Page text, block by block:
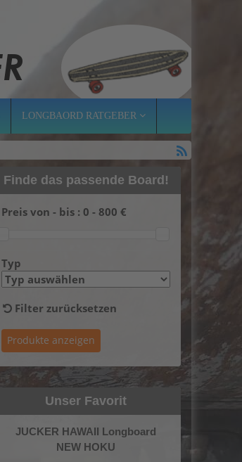
LONGBAORD RATGEBER
Finde das passende Board!
Preis von - bis : 0 - 800 €
Typ
Filter zurücksetzen
Unser Favorit
JUCKER HAWAII Longboard
NEW HOKU